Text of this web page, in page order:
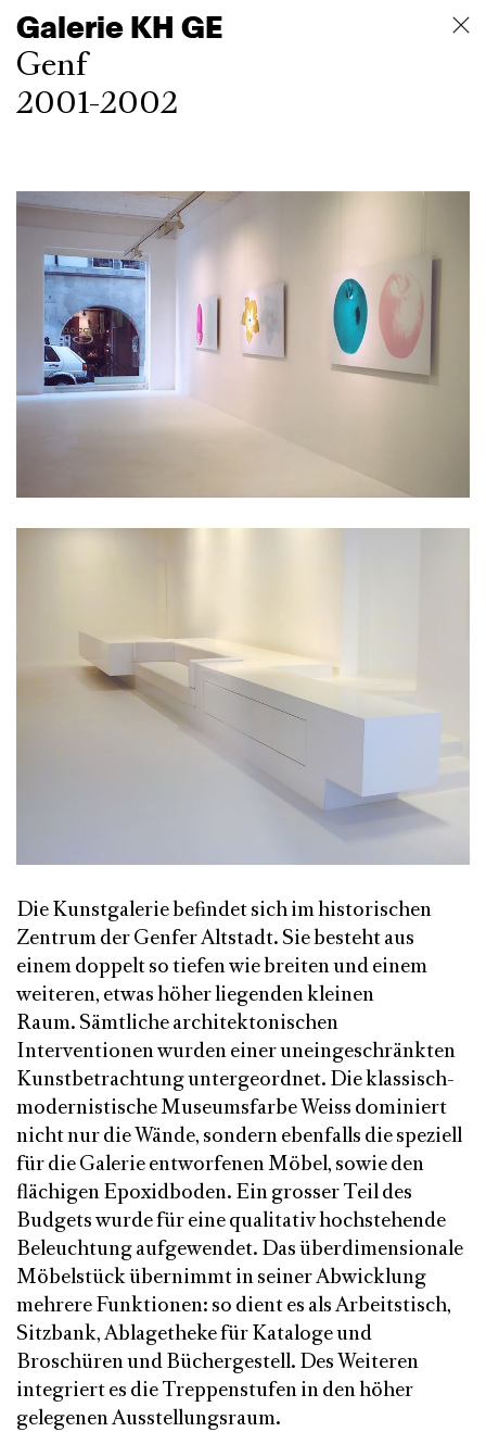
Galerie KH GE
Genf
2001-2002
Die Kunstgalerie befindet sich im historischen
Zentrum der Genfer Altstadt. Sie besteht aus
einem doppelt so tiefen wie breiten und einem
weiteren, etwas höher liegenden kleinen
Raum. Sämtliche architektonischen
Interventionen wurden einer uneingeschränkten
Kunstbetrachtung untergeordnet. Die klassisch-
modernistische Museumsfarbe Weiss dominiert
nicht nur die Wände, sondern ebenfalls die speziell
für die Galerie entworfenen Möbel, sowie den
flächigen Epoxidboden. Ein grosser Teil des
Budgets wurde für eine qualitativ hochstehende
Beleuchtung aufgewendet. Das überdimensionale
Möbelstück übernimmt in seiner Abwicklung
mehrere Funktionen: so dient es als Arbeitstisch,
Sitzbank, Ablagetheke für Kataloge und
Broschüren und Büchergestell. Des Weiteren
integriert es die Treppenstufen in den höher
gelegenen Ausstellungsraum.